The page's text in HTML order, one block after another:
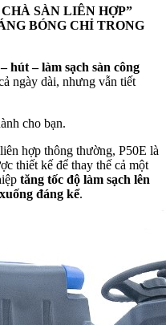
SÀN LIÊN HỢP”
BÓNG CHỈ TRONG
hút – làm sạch sàn công
ngày dài, nhưng vẫn tiết
cho bạn.
hợp thông thường, P50E là
thiết kế để thay thế cả một
tăng tốc độ làm sạch lên
đáng kể.